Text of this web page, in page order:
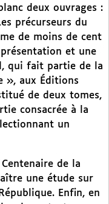
deux ouvrages :
précurseurs du
de moins de cent
et une
qui fait partie de la
», aux Éditions
de deux tomes,
consacrée à la
un
de la
une étude sur
Enfin, en